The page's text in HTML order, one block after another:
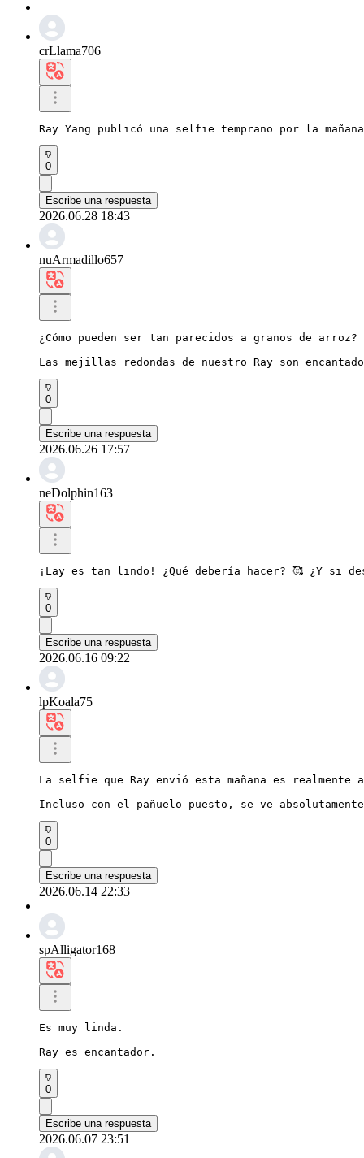
crLlama706
Ray Yang publicó una selfie temprano por la
0
Escribe una respuesta
2026.06.28 18:43
nuArmadillo657
¿Cómo pueden ser tan parecidos a granos de arroz?
Las mejillas redondas de nuestro Ray son
0
Escribe una respuesta
2026.06.26 17:57
neDolphin163
¡Lay es tan lindo! ¿Qué debería hacer? 🥰 ¿Y si
0
Escribe una respuesta
2026.06.16 09:22
lpKoala75
La selfie que Ray envió esta mañana es realmente
Incluso con el pañuelo puesto, se ve
0
Escribe una respuesta
2026.06.14 22:33
spAlligator168
Es muy linda.
Ray es encantador.
0
Escribe una respuesta
2026.06.07 23:51